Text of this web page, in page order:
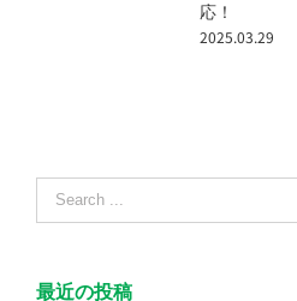
Search
for:
最近の投稿